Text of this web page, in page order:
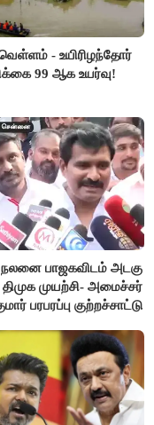
- உயிரிழந்தோர்
99 ஆக உயர்வு!
நலனை பாஜகவிடம் அடகு
முயற்சி- அமைச்சர்
பரபரப்பு குற்றச்சாட்டு